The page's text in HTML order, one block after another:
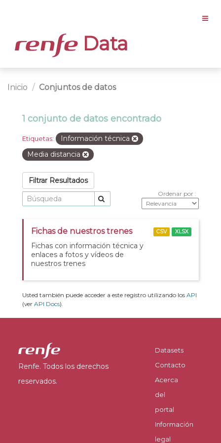
Data
Inicio Conjuntos de datos
1 conjunto de datos encontrado
Etiquetas:
Información técnica
Media distancia
Filtrar Resultados
Ordenar por
Fichas de nuestros trenes
Fichas con información técnica y
enlaces a fotos y vídeos de
nuestros trenes
CSV XLSX
Usted también puede acceder a este registro utilizando los API
(ver API Docs).
Renfe. Todos los derechos
reservados.
Datasets
Contacto
Acerca
del
portal
Información
legal